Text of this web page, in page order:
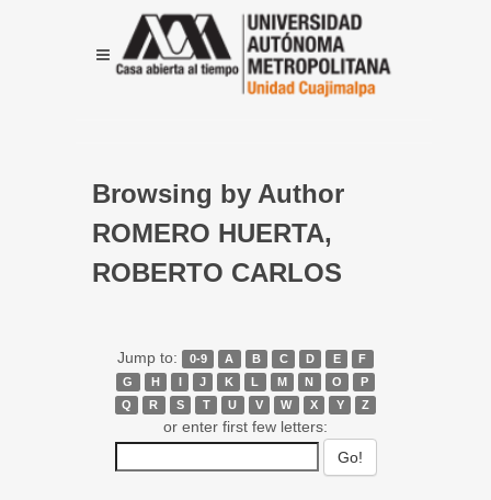
Browsing by Author
ROMERO HUERTA,
ROBERTO CARLOS
Jump to: 0-9 A B C D E
F
G
H I J K L M N O
P
Q
R S T U V W X Y Z
or enter first few letters: